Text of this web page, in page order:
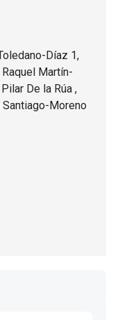
Díaz 1,
Martín-
De la Rúa ,
Moreno